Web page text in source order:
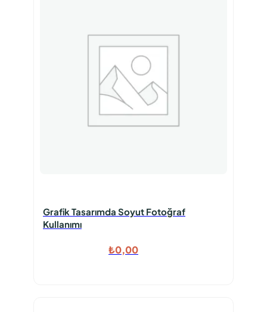
Grafik Tasarımda Soyut Fotoğraf
Kullanımı
₺0,00